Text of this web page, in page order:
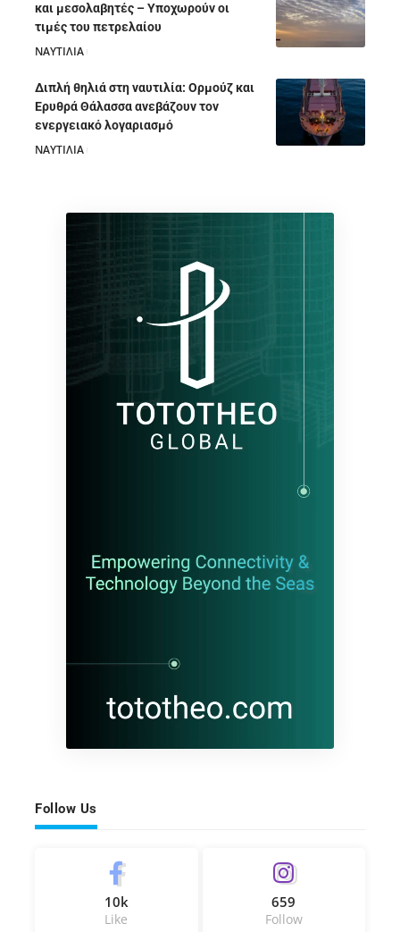
και μεσολαβητές – Υποχωρούν οι
τιμές του πετρελαίου
ΝΑΥΤΙΛΙΑ
Διπλή θηλιά στη ναυτιλία: Ορμούζ και
Ερυθρά Θάλασσα ανεβάζουν τον
ενεργειακό λογαριασμό
ΝΑΥΤΙΛΙΑ
Follow Us
10k
Like
659
Follow